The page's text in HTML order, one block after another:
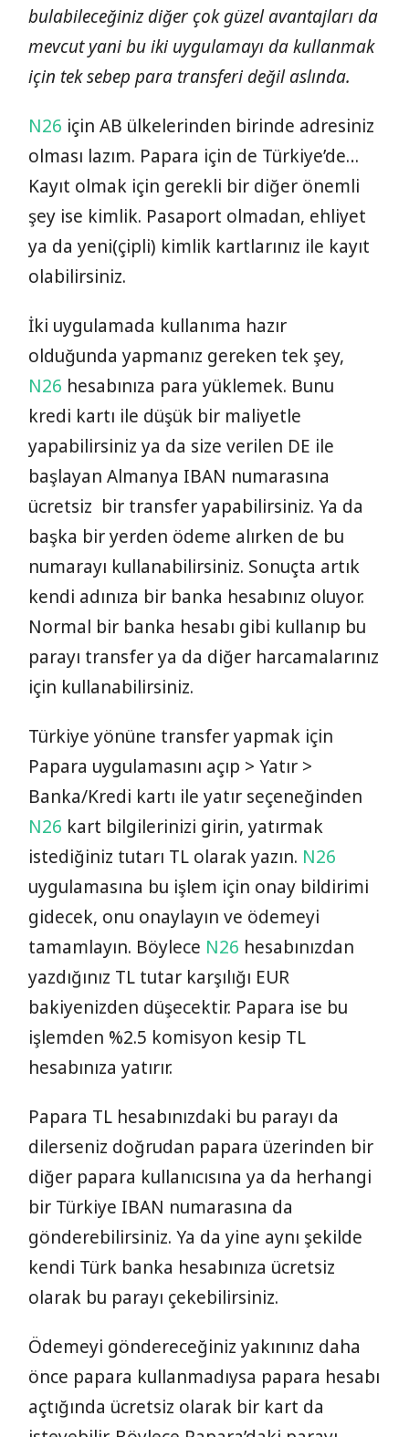
bulabileceğiniz diğer çok güzel avantajları da
mevcut yani bu iki uygulamayı da kullanmak
için tek sebep para transferi değil aslında.
N26 için AB ülkelerinden birinde adresiniz
olması lazım. Papara için de Türkiye’de…
Kayıt olmak için gerekli bir diğer önemli
şey ise kimlik. Pasaport olmadan, ehliyet
ya da yeni(çipli) kimlik kartlarınız ile kayıt
olabilirsiniz.
İki uygulamada kullanıma hazır
olduğunda yapmanız gereken tek şey,
N26 hesabınıza para yüklemek. Bunu
kredi kartı ile düşük bir maliyetle
yapabilirsiniz ya da size verilen DE ile
başlayan Almanya IBAN numarasına
ücretsiz bir transfer yapabilirsiniz. Ya da
başka bir yerden ödeme alırken de bu
numarayı kullanabilirsiniz. Sonuçta artık
kendi adınıza bir banka hesabınız oluyor.
Normal bir banka hesabı gibi kullanıp bu
parayı transfer ya da diğer harcamalarınız
için kullanabilirsiniz.
Türkiye yönüne transfer yapmak için
Papara uygulamasını açıp > Yatır >
Banka/Kredi kartı ile yatır seçeneğinden
N26 kart bilgilerinizi girin, yatırmak
istediğiniz tutarı TL olarak yazın. N26
uygulamasına bu işlem için onay bildirimi
gidecek, onu onaylayın ve ödemeyi
tamamlayın. Böylece N26 hesabınızdan
yazdığınız TL tutar karşılığı EUR
bakiyenizden düşecektir. Papara ise bu
işlemden %2.5 komisyon kesip TL
hesabınıza yatırır.
Papara TL hesabınızdaki bu parayı da
dilerseniz doğrudan papara üzerinden bir
diğer papara kullanıcısına ya da herhangi
bir Türkiye IBAN numarasına da
gönderebilirsiniz. Ya da yine aynı şekilde
kendi Türk banka hesabınıza ücretsiz
olarak bu parayı çekebilirsiniz.
Ödemeyi göndereceğiniz yakınınız daha
önce papara kullanmadıysa papara hesabı
açtığında ücretsiz olarak bir kart da